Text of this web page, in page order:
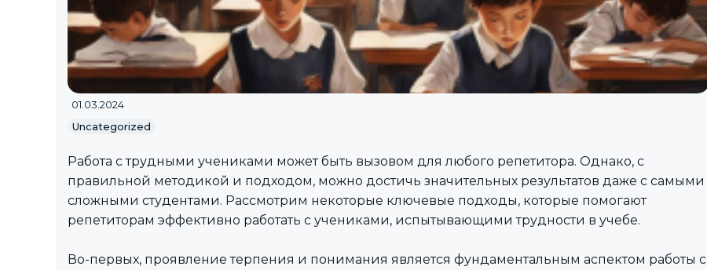
01.03.2024
Uncategorized
Работа с трудными учениками может быть вызовом для любого репетитора. Однако, с
правильной методикой и подходом, можно достичь значительных результатов даже с самыми
сложными студентами. Рассмотрим некоторые ключевые подходы, которые помогают
репетиторам эффективно работать с учениками, испытывающими трудности в учебе.
Во-первых, проявление терпения и понимания является фундаментальным аспектом работы с